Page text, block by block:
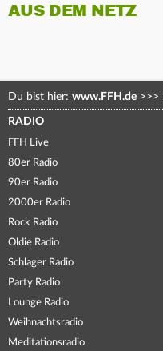
AUS DEM NETZ
Du bist hier: www.FFH.de >>>
RADIO
FFH Live
80er Radio
90er Radio
2000er Radio
Rock Radio
Oldie Radio
Schlager Radio
Party Radio
Lounge Radio
Weihnachtsradio
Meditationsradio